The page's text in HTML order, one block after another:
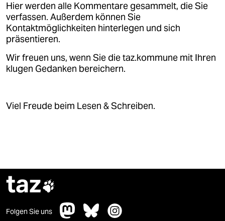
Hier werden alle Kommentare gesammelt, die Sie
verfassen. Außerdem können Sie
Kontaktmöglichkeiten hinterlegen und sich
präsentieren.
Wir freuen uns, wenn Sie die taz.kommune mit Ihren
klugen Gedanken bereichern.
Viel Freude beim Lesen & Schreiben.
taz
Folgen Sie uns